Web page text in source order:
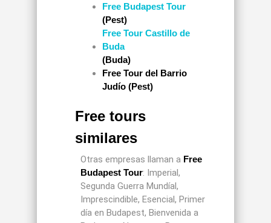
Free Budapest Tour
(Pest)
Free Tour Castillo de
Buda
(Buda)
Free Tour del Barrio
Judío (Pest)
Free tours
similares
Otras empresas llaman a Free
Budapest Tour: Imperial,
Segunda Guerra Mundíal,
Imprescindible, Esencial, Primer
día en Budapest, Bienvenida a